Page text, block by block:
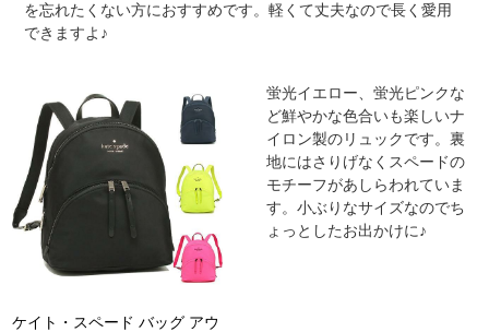
を忘れたくない方におすすめです。軽くて丈夫なので長く愛用
できますよ♪
ケイト・スペード バッグ アウ
蛍光イエロー、蛍光ピンクな
ど鮮やかな色合いも楽しいナ
イロン製のリュックです。裏
地にはさりげなくスペードの
モチーフがあしらわれていま
す。小ぶりなサイズなのでち
ょっとしたお出かけに♪